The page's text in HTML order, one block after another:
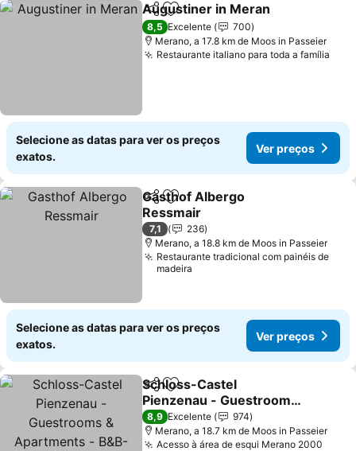
PartilharAdicionar aos favoritos
Augustiner in Meran
8,5 Excelente
700
Merano, a 17.8 km de Moos in Passeier
Restaurante italiano para toda a família
Selecione as datas para ver os preços
exatos.
Ver preços
PartilharAdicionar aos favoritos
Gasthof Albergo
Ressmair
Ver preços
7,1
236
Merano, a 18.8 km de Moos in Passeier
Restaurante tradicional com painéis de
madeira
Selecione as datas para ver os preços
exatos.
Ver preços
PartilharAdicionar aos favoritos
Schloss-Castel
Pienzenau - Guestrooms
& Apartments - B&B-
Hotel & Restaurant
Ver preços
8,9 Excelente
974
Merano, a 18.7 km de Moos in Passeier
Acesso à área de esqui Merano 2000